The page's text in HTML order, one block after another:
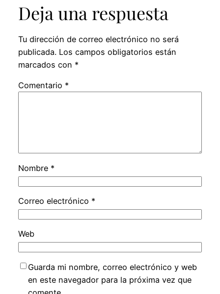
Deja una respuesta
Tu dirección de correo electrónico no será
publicada. Los campos obligatorios están
marcados con *
Comentario *
Nombre *
Correo electrónico *
Web
Guarda mi nombre, correo electrónico y web
en este navegador para la próxima vez que